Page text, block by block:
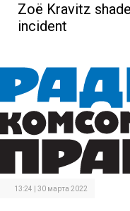
Zoë Kravitz
incident
13:24 | 30 марта 2022